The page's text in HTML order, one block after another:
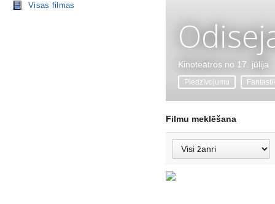
Visas filmas
Kinoteātros no 17. jūlija
Piedzīvojumu
Filmu meklēšana